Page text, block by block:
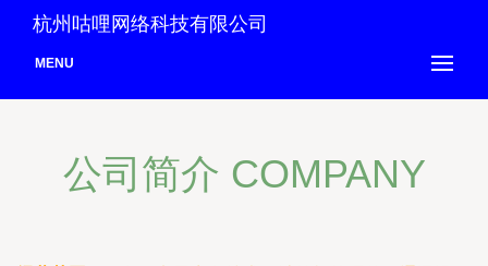
杭州咕哩网络科技有限公司
MENU
公司简介 COMPANY